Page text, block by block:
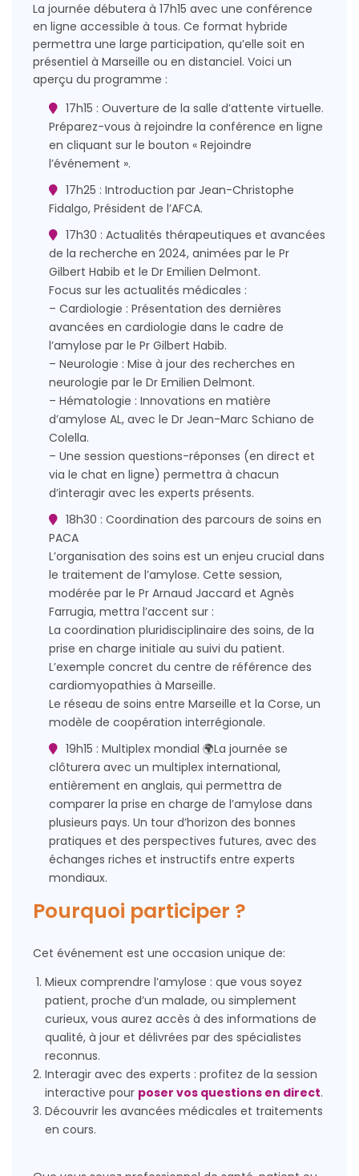
La journée débutera à 17h15 avec une conférence
en ligne accessible à tous. Ce format hybride
permettra une large participation, qu’elle soit en
présentiel à Marseille ou en distanciel. Voici un
aperçu du programme :
17h15 : Ouverture de la salle d’attente virtuelle.
Préparez-vous à rejoindre la conférence en ligne
en cliquant sur le bouton « Rejoindre
l’événement ».
17h25 : Introduction par Jean-Christophe
Fidalgo, Président de l’AFCA.
17h30 : Actualités thérapeutiques et avancées
de la recherche en 2024, animées par le Pr
Gilbert Habib et le Dr Emilien Delmont.
Focus sur les actualités médicales :
– Cardiologie : Présentation des dernières
avancées en cardiologie dans le cadre de
l’amylose par le Pr Gilbert Habib.
– Neurologie : Mise à jour des recherches en
neurologie par le Dr Emilien Delmont.
– Hématologie : Innovations en matière
d’amylose AL, avec le Dr Jean-Marc Schiano de
Colella.
– Une session questions-réponses (en direct et
via le chat en ligne) permettra à chacun
d’interagir avec les experts présents.
18h30 : Coordination des parcours de soins en
PACA
L’organisation des soins est un enjeu crucial dans
le traitement de l’amylose. Cette session,
modérée par le Pr Arnaud Jaccard et Agnès
Farrugia, mettra l’accent sur :
La coordination pluridisciplinaire des soins, de la
prise en charge initiale au suivi du patient.
L’exemple concret du centre de référence des
cardiomyopathies à Marseille.
Le réseau de soins entre Marseille et la Corse, un
modèle de coopération interrégionale.
19h15 : Multiplex mondial 🌍La journée se
clôturera avec un multiplex international,
entièrement en anglais, qui permettra de
comparer la prise en charge de l’amylose dans
plusieurs pays. Un tour d’horizon des bonnes
pratiques et des perspectives futures, avec des
échanges riches et instructifs entre experts
mondiaux.
Pourquoi participer ?
Cet événement est une occasion unique de:
Mieux comprendre l’amylose : que vous soyez
patient, proche d’un malade, ou simplement
curieux, vous aurez accès à des informations de
qualité, à jour et délivrées par des spécialistes
reconnus.
Interagir avec des experts : profitez de la session
interactive pour poser vos questions en direct.
Découvrir les avancées médicales et traitements
en cours.